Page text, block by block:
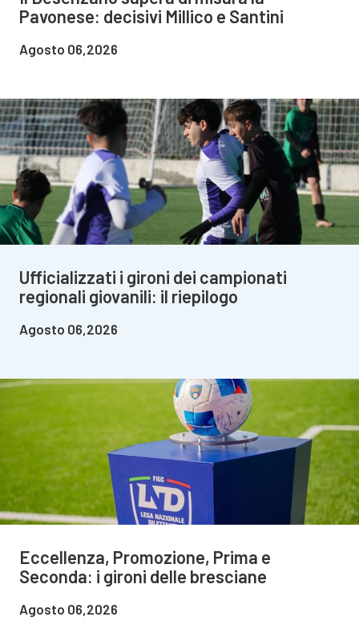
Pavonese: decisivi Millico e Santini
Agosto 06,2026
Ufficializzati i gironi dei campionati
regionali giovanili: il riepilogo
Agosto 06,2026
Eccellenza, Promozione, Prima e
Seconda: i gironi delle bresciane
Agosto 06,2026